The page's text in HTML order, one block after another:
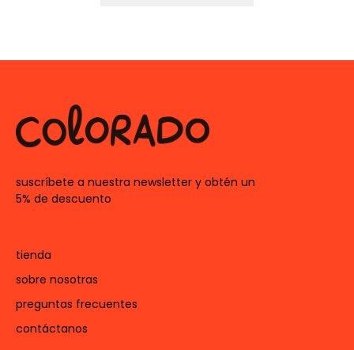
suscríbete a nuestra newsletter y obtén un
5% de descuento
tienda
sobre nosotras
preguntas frecuentes
contáctanos